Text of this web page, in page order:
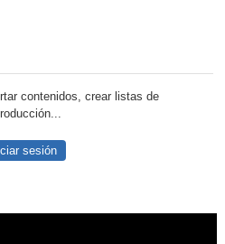
contenidos, crear listas de
sesión